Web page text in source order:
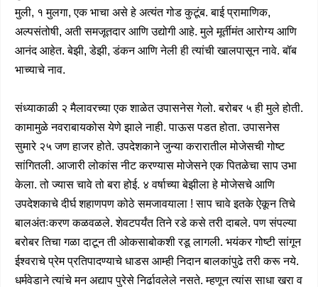
मुली, १ मुलगा, एक भाचा असे हे अत्यंत गोड कुटूंब. बाई प्रामाणिक,
अल्पसंतोषी, अती समजूतदार आणि उद्योगी आहे. मुले मूर्तीमंत आरोग्य आणि
आनंद आहेत. बेझी, डेझी, डंकन आणि नेली ही त्यांची खालपासून नावे. बॉब
भाच्याचे नाव.
संध्याकाळी २ मैलावरच्या एक शाळेत उपासनेस गेलो. बरोबर ५ ही मुले होती.
कामामुळे नवराबायकोस येणे झाले नाही. पाऊस पडत होता. उपासनेस
सुमारे २५ जण हाजर होते. उपदेशकाने जुन्या करारातील मोजेसची गोष्ट
सांगितली. आजारी लोकांस नीट करण्यास मोजेसने एक पितळेचा साप उभा
केला. तो ज्यास चावे तो बरा होई. ४ वर्षाच्या बेझीला हे मोजेसचे आणि
उपदेशकाचे दीर्घ शहाणपण कोठे समजावयाला ! साप चावे इतके ऐकून तिचे
बालअंतःकरण कळवळले. शेवटपर्यंत तिने रडे कसे तरी दाबले. पण संपल्या
बरोबर तिचा गळा दाटून ती ओकसाबोकशी रडू लागली. भयंकर गोष्टी सांगून
ईश्वराचे प्रेम प्रतिपादण्याचे धाडस आम्ही निदान बालकांपुढे तरी करू नये.
धर्मवेडाने त्यांचे मन अद्याप पुरेसे निर्ढावलेले नसते. म्हणून त्यांस साधा खरा व